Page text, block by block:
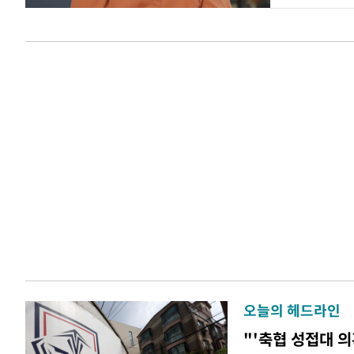
오늘의 헤드라인
"'축협 성접대